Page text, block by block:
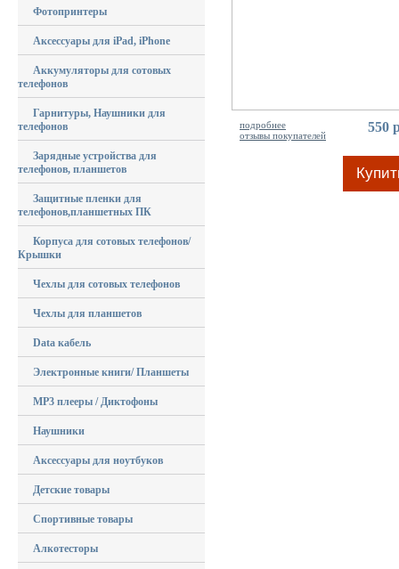
Фотопринтеры
Аксессуары для iPad, iPhone
Аккумуляторы для сотовых
телефонов
Гарнитуры, Наушники для
телефонов
Зарядные устройства для
телефонов, планшетов
Защитные пленки для
телефонов,планшетных ПК
Корпуса для сотовых телефонов/
Крышки
Чехлы для сотовых телефонов
Чехлы для планшетов
Data кабель
Электронные книги/ Планшеты
MP3 плееры / Диктофоны
Наушники
Аксессуары для ноутбуков
Детские товары
Спортивные товары
Алкотесторы
подробнее
отзывы покупателей
550